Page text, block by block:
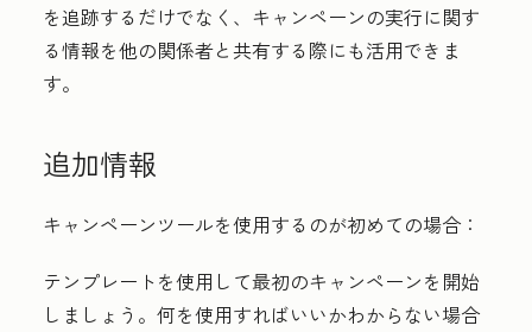
を追跡するだけでなく、キャンペーンの実行に関す
る情報を他の関係者と共有する際にも活用できま
す。
追加情報
キャンペーンツールを使用するのが初めての場合：
テンプレートを使用して最初のキャンペーンを開始
しましょう。何を使用すればいいかわからない場合